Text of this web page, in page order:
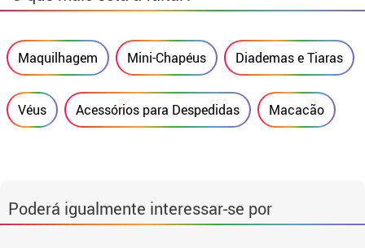
Maquilhagem Mini-Chapéus Diademas e Tiaras
Véus Acessórios para Despedidas Macacão
Poderá igualmente interessar-se por